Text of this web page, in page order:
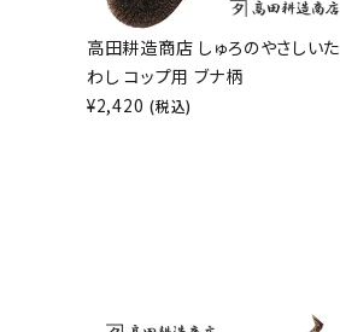
高田耕造商店 しゅろのやさしいた
わし コップ用 ブナ柄
¥2,420 (税込)